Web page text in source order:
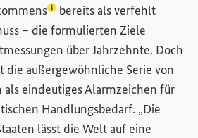
(Lexikon-Eintrag zum
bereits als verfehlt
– die formulierten Ziele
über Jahrzehnte. Doch
die außergewöhnliche Serie von
eindeutiges Alarmzeichen für
Handlungsbedarf. „Die
lässt die Welt auf eine